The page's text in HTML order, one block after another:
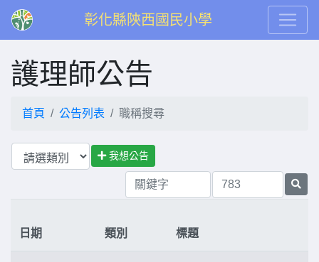
彰化縣陝西國民小學
護理師公告
首頁 公告列表 職稱搜尋
我想公告
日期 類別 標題